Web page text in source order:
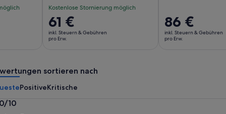
Kostenlose Stornierung möglich
Der
Preis
beträgt
Erw.
61 €
inkl. Steuern & Gebühren
pro Erw.
Der
Preis
beträgt
86 €
inkl. Steuern & Gebühren
pro Erw.
sortieren nach
PositiveKritische
10